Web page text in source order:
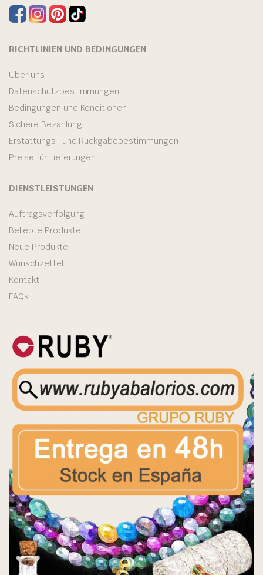
RICHTLINIEN UND BEDINGUNGEN
Über uns
Datenschutzbestimmungen
Bedingungen und Konditionen
Sichere Bezahlung
Erstattungs- und Rückgabebestimmungen
Preise für Lieferungen
DIENSTLEISTUNGEN
Auftragsverfolgung
Beliebte Produkte
Neue Produkte
Wunschzettel
Kontakt
FAQs